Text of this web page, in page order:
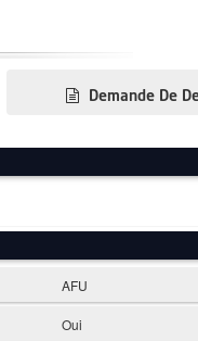
Demande De
AFU
Oui